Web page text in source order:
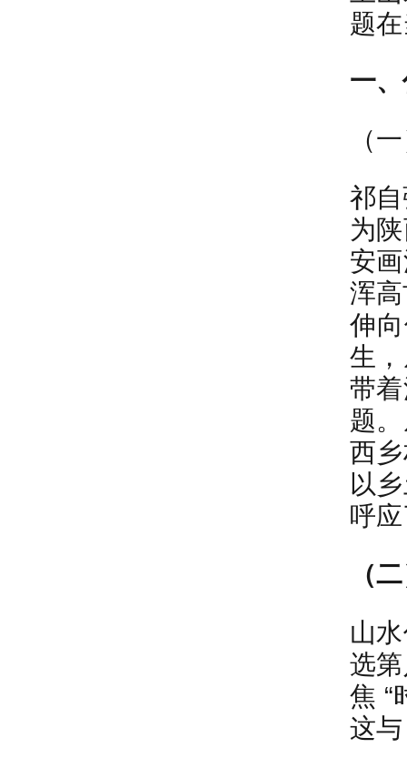
题
一
（
祁
为
安
浑
伸
生
带
题
西
以
呼
（
山
选
焦 “
这